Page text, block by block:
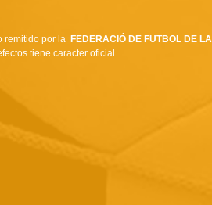
remitido por la FEDERACIÓ DE FUTBOL DE LA
tiene caracter oficial.